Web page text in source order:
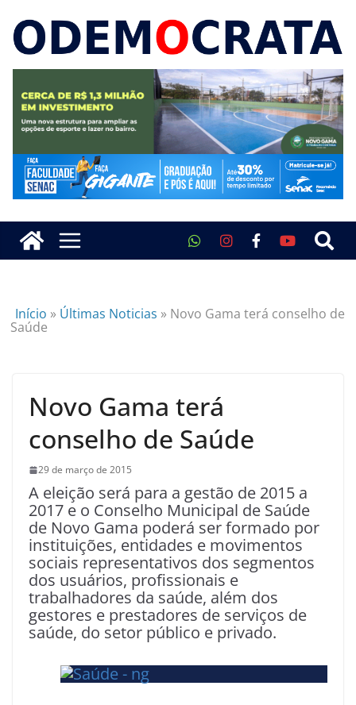
Início » Últimas Noticias » Novo Gama terá conselho de
Saúde
Novo Gama terá
conselho de Saúde
29 de março de 2015
A eleição será para a gestão de 2015 a
2017 e o Conselho Municipal de Saúde
de Novo Gama poderá ser formado por
instituições, entidades e movimentos
sociais representativos dos segmentos
dos usuários, profissionais e
trabalhadores da saúde, além dos
gestores e prestadores de serviços de
saúde, do setor público e privado.